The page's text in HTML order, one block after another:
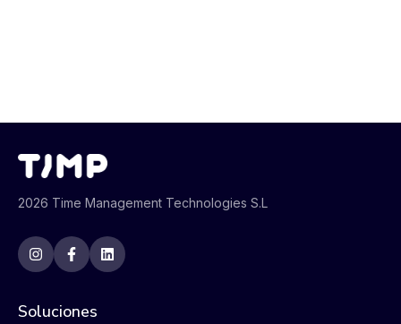
2026 Time Management Technologies S.L
Soluciones